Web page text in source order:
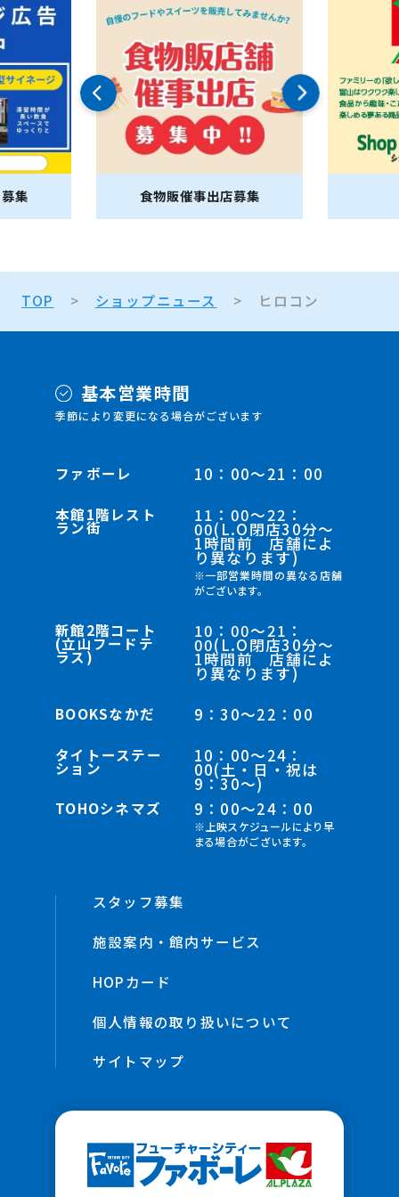
集 食物販催事出店募集
TOP ショップニュース ヒロコン
基本営業時間
季節により変更になる場合がございます
ファボーレ 10：00～21：00
本館1階レスト
ラン街
11：00～22：
00(L.O閉店30分～
1時間前 店舗によ
り異なります)
※一部営業時間の異なる店舗
がございます。
新館2階コート
(立山フードテ
ラス)
10：00～21：
00(L.O閉店30分～
1時間前 店舗によ
り異なります)
BOOKSなかだ 9：30～22：00
タイトーステー
ション
10：00～24：
00(土・日・祝は
9：30～)
TOHOシネマズ 9：00～24：00
※上映スケジュールにより早
まる場合がございます。
スタッフ募集
施設案内・館内サービス
HOPカード
個人情報の取り扱いについて
サイトマップ